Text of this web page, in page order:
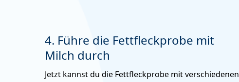
4. Führe die Fettfleckprobe mit
Milch durch
Jetzt kannst du die Fettfleckprobe mit verschiedenen